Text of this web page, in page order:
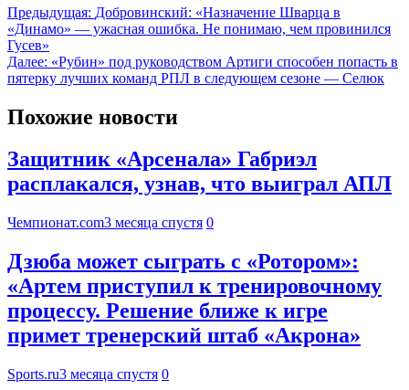
Предыдущая: Добровинский: «Назначение Шварца в
«Динамо» — ужасная ошибка. Не понимаю, чем провинился
Гусев»
Далее: «Рубин» под руководством Артиги способен попасть в
пятерку лучших команд РПЛ в следующем сезоне — Селюк
Похожие новости
Защитник «Арсенала» Габриэл
расплакался, узнав, что выиграл АПЛ
Чемпионат.com3 месяца спустя 0
Дзюба может сыграть с «Ротором»:
«Артем приступил к тренировочному
процессу. Решение ближе к игре
примет тренерский штаб «Акрона»
Sports.ru3 месяца спустя 0